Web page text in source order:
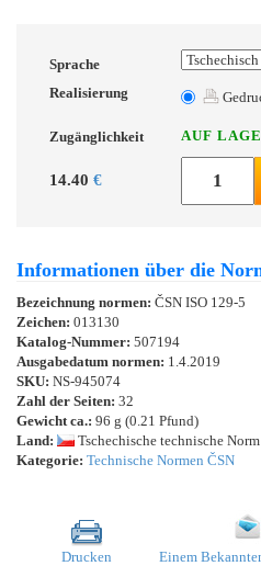
Sprache
Realisierung
Zugänglichkeit AUF
14.40 €
Informationen über die
Bezeichnung normen: ČSN ISO 129-5
Zeichen: 013130
Katalog-Nummer: 507194
Ausgabedatum normen: 1.4.2019
SKU: NS-945074
Zahl der Seiten: 32
Gewicht ca.: 96 g (0.21 Pfund)
Land:
Tschechische technische Norm
Kategorie: Technische Normen ČSN
Drucken Einem